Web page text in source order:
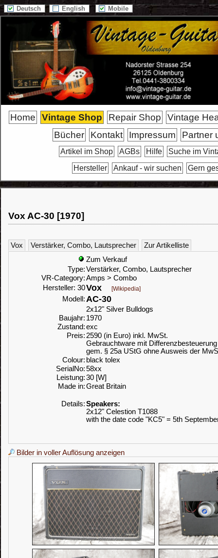
Deutsch English Mobile
Home Vintage Shop Repair Shop
Vintage
Bücher
Kontakt Impressum Partner
Artikel im Shop AGBs Hilfe
Suche im
Hersteller
Ankauf - wir suchen Gern
Vox AC-30 [1970]
Vox Verstärker, Combo, Lautsprecher
Zur Artikelliste
Zum Verkauf
Type:Verstärker, Combo, Lautsprecher
VR-Category:Amps > Combo
Hersteller: 30Vox [Wikipedia]
Modell:AC-30
2x12" Silver Bulldogs
Baujahr: 1970
Zustand:exc
Preis: 2590 (in Euro) inkl. MwSt.
Gebrauchtware mit Differenzbesteuerung
gem. § 25a UStG ohne Ausweis der
Colour: black tolex
SerialNo:58xx
Leistung:30 [W]
Made in:Great Britain
Details:Speakers:
2x12" Celestion T1088
with the date code "KC5" = 5th
Bilder in voller Auflösung anzeigen